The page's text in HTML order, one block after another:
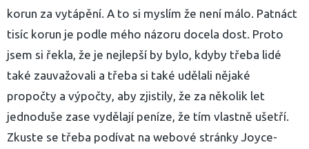
korun za vytápění. A to si myslím že není málo. Patnáct
tisíc korun je podle mého názoru docela dost. Proto
jsem si řekla, že je nejlepší by bylo, kdyby třeba lidé
také zauvažovali a třeba si také udělali nějaké
propočty a výpočty, aby zjistily, že za několik let
jednoduše zase vydělají peníze, že tím vlastně ušetří.
Zkuste se třeba podívat na webové stránky Joyce-